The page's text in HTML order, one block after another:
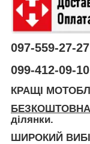
097-559-27-27
099-412-09-10
КРАЩІ
БЕЗКОШТОВНА
ділянки.
ШИРОКИЙ